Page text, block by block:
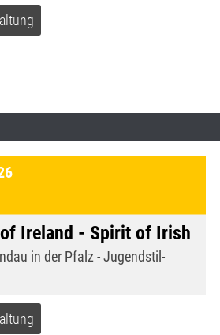
Ireland - Spirit of Irish
in der Pfalz - Jugendstil-